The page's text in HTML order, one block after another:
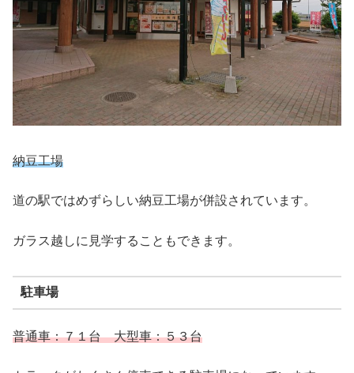
納豆工場
道の駅ではめずらしい納豆工場が併設されています。
ガラス越しに見学することもできます。
駐車場
普通車：７１台 大型車：５３台